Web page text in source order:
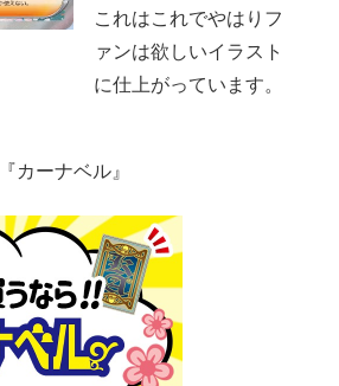
これはこれでやはりフ
ァンは欲しいイラスト
に仕上がっています。
カーナベル』